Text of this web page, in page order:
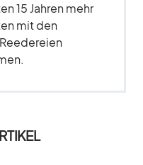
15 Jahren mehr
mit den